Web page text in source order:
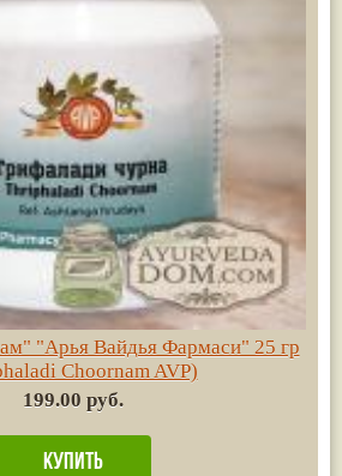
"Арья Вайдья Фармаси" 25 гр
Choornam AVP)
199.00 руб.